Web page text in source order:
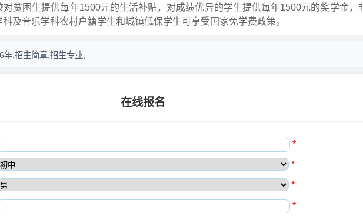
贫困生提供每年1500元的生活补贴，对成绩优异的学生提供每年1500元的奖学金，
及音乐学科农村户籍学生和城镇低保学生可享受国家免学费政策。
,招生简章,招生专业,
在线报名
*
*
*
*